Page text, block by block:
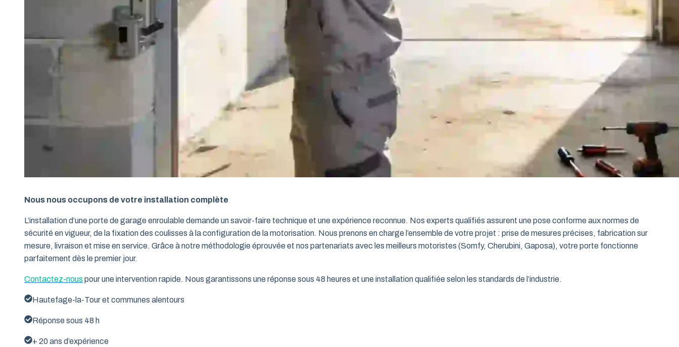
Nous nous occupons de votre installation complète
L’installation d’une porte de garage enroulable demande un savoir-faire technique et une expérience reconnue. Nos experts qualifiés assurent une pose conforme aux normes de
sécurité en vigueur, de la fixation des coulisses à la configuration de la motorisation. Nous prenons en charge l’ensemble de votre projet : prise de mesures précises, fabrication sur
mesure, livraison et mise en service. Grâce à notre méthodologie éprouvée et nos partenariats avec les meilleurs motoristes (Somfy, Cherubini, Gaposa), votre porte fonctionne
parfaitement dès le premier jour.
Contactez-nous pour une intervention rapide. Nous garantissons une réponse sous 48 heures et une installation qualifiée selon les standards de l’industrie.
Hautefage-la-Tour et communes alentours
Réponse sous 48 h
+ 20 ans d’expérience